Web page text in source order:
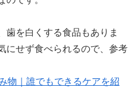
歯を白くする食品もありま
にせず食べられるので、参考
物｜誰でもできるケアを紹